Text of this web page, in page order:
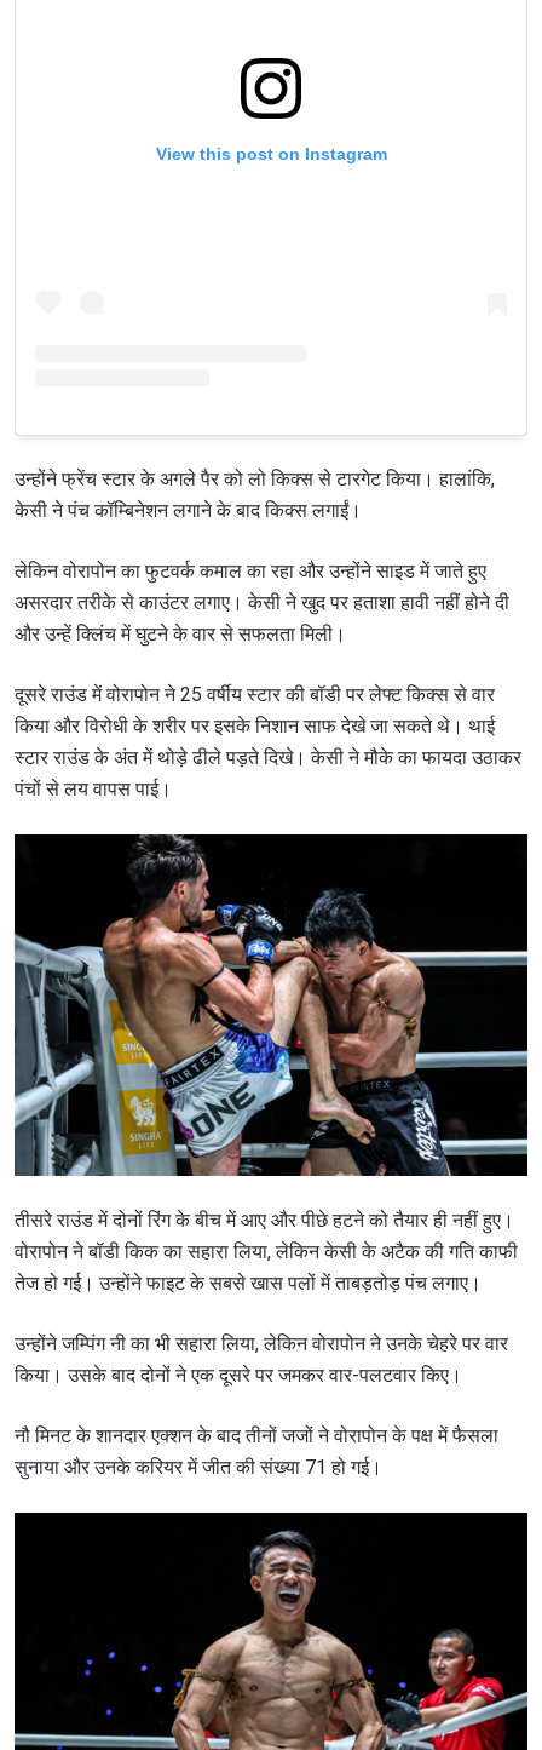
View this post on Instagram
उन्होंने फ्रेंच स्टार के अगले पैर को लो किक्स से टारगेट किया। हालांकि,
केसी ने पंच कॉम्बिनेशन लगाने के बाद किक्स लगाईं।
लेकिन वोरापोन का फुटवर्क कमाल का रहा और उन्होंने साइड में जाते हुए
असरदार तरीके से काउंटर लगाए। केसी ने खुद पर हताशा हावी नहीं होने दी
और उन्हें क्लिंच में घुटने के वार से सफलता मिली।
दूसरे राउंड में वोरापोन ने 25 वर्षीय स्टार की बॉडी पर लेफ्ट किक्स से वार
किया और विरोधी के शरीर पर इसके निशान साफ देखे जा सकते थे। थाई
स्टार राउंड के अंत में थोड़े ढीले पड़ते दिखे। केसी ने मौके का फायदा उठाकर
पंचों से लय वापस पाई।
तीसरे राउंड में दोनों रिंग के बीच में आए और पीछे हटने को तैयार ही नहीं हुए।
वोरापोन ने बॉडी किक का सहारा लिया, लेकिन केसी के अटैक की गति काफी
तेज हो गई। उन्होंने फाइट के सबसे खास पलों में ताबड़तोड़ पंच लगाए।
उन्होंने जम्पिंग नी का भी सहारा लिया, लेकिन वोरापोन ने उनके चेहरे पर वार
किया। उसके बाद दोनों ने एक दूसरे पर जमकर वार-पलटवार किए।
नौ मिनट के शानदार एक्शन के बाद तीनों जजों ने वोरापोन के पक्ष में फैसला
सुनाया और उनके करियर में जीत की संख्या 71 हो गई।